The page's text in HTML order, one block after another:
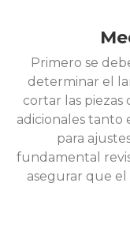
Primero se
determinar el
cortar las
adicionales tanto
para
fundamental
asegurar que